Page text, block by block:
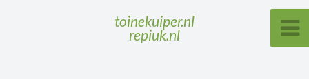
toinekuiper.nl
repiuk.nl